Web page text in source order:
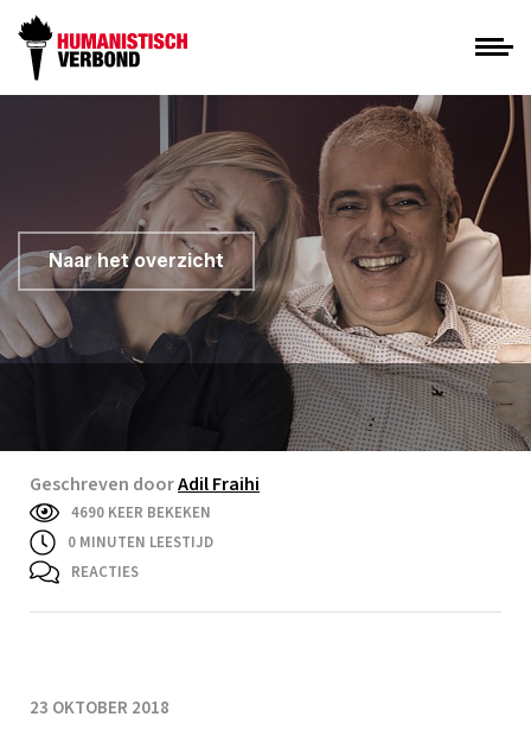
Naar het overzicht
Geschreven doorAdil Fraihi
4690 KEER BEKEKEN
0 MINUTEN LEESTIJD
REACTIES
23 OKTOBER 2018